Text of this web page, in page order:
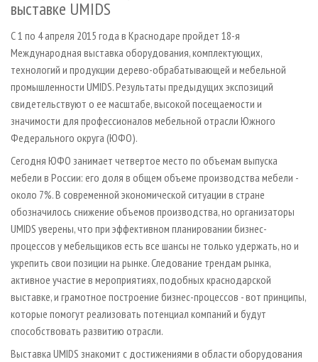
СУШКА ДРЕВЕСИНЫ
ПРОИЗВОДСТВО ДРЕВЕСНЫХ ПЛИТ
ДЕРЕВЯННОЕ ДОМОСТРОЕНИЕ
ПРОИЗВОДСТВО МЕБЕЛИ
БИОЭНЕРГЕТИКА
ЦБП
ПЕРСОНЫ
МОБИЛЬНЫЕ ВЫСТАВКИ
ОФИЦИАЛЬНЫЕ ДЕЛЕГАЦИИ
ПРИОРИТЕТНЫЕ ИНВЕСТПРОЕКТЫ
RUSSIAN FORESTRY REVIEW
ГАЗЕТА ЛЕСПРОМФОРУМ
КОНТАКТЫ
РЕКЛАМА
РЕКЛАМА НА САЙТЕ
выставке UMIDS
С 1 по 4 апреля 2015 года в Краснодаре пройдет 18­-я
Международная выставка оборудования, комплектующих,
технологий и продукции дерево­-обрабатывающей и мебельной
промышленности UMIDS. Результаты предыдущих экспозиций
свидетельствуют о ее масштабе, высокой посещаемости и
значимости для профессионалов мебельной отрасли Южного
Федерального округа (ЮФО).
Сегодня ЮФО занимает четвертое место по объемам выпуска
мебели в России: его доля в общем объеме производства мебели -
около 7%. В современной экономической ситуации в стране
обозначилось снижение объемов производства, но организаторы
UMIDS уверены, что при эффективном планировании бизнес­-
процессов у мебельщиков есть все шансы не только удержать, но и
укрепить свои позиции на рынке. Следование трендам рынка,
активное участие в мероприятиях, подобных краснодарской
выставке, и грамотное построение бизнес­-процессов - вот принципы,
которые помогут реализовать потенциал компаний и будут
способствовать развитию отрасли.
Выставка UMIDS знакомит с достижениями в области оборудования